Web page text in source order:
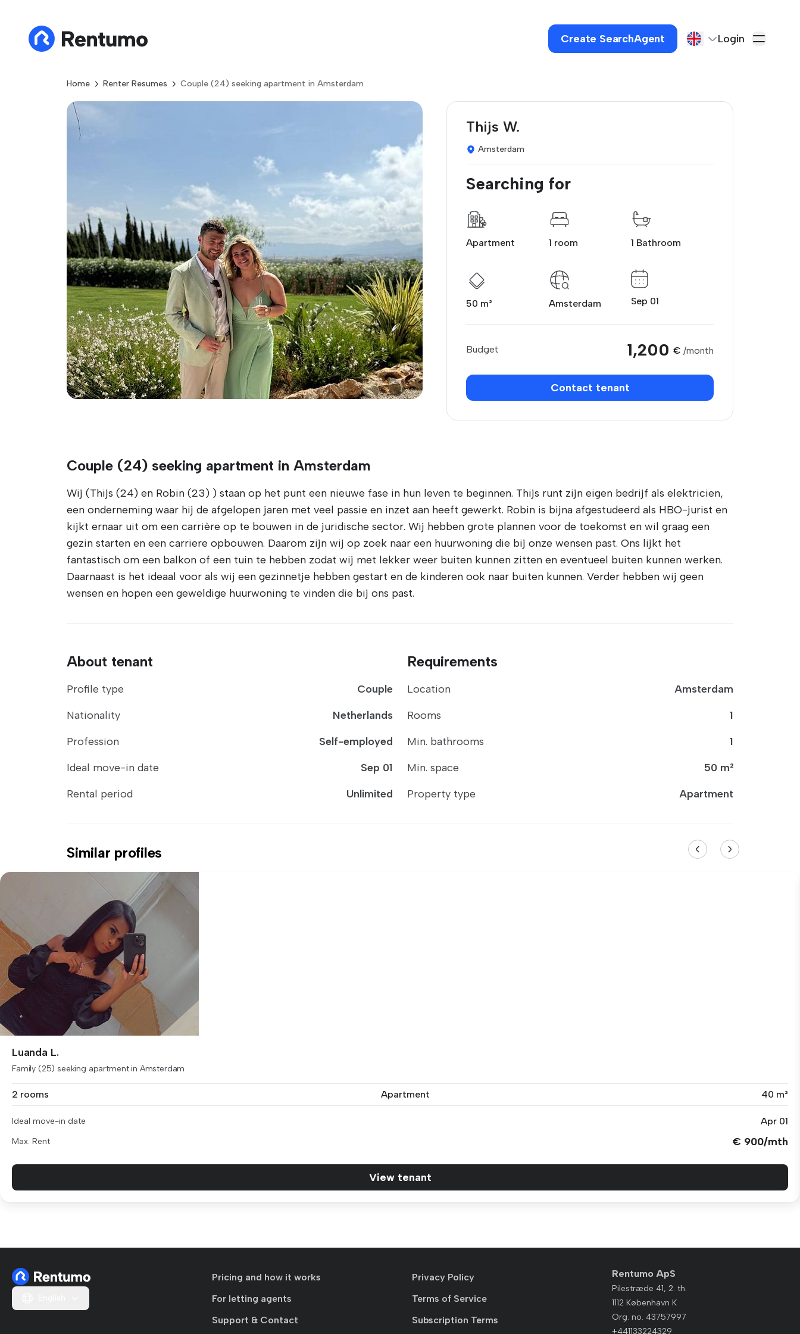
Create SearchAgent Login
Home Renter Resumes Couple (24) seeking apartment in Amsterdam
Thijs W.
Amsterdam
Searching for
Apartment 1 room 1 Bathroom
50 m² Amsterdam Sep 01
Budget 1,200 € /month
Contact tenant
Couple (24) seeking apartment in Amsterdam
Wij (Thijs (24) en Robin (23) ) staan op het punt een nieuwe fase in hun leven te beginnen. Thijs runt zijn eigen bedrijf als elektricien,
een onderneming waar hij de afgelopen jaren met veel passie en inzet aan heeft gewerkt. Robin is bijna afgestudeerd als HBO-jurist en
kijkt ernaar uit om een carrière op te bouwen in de juridische sector. Wij hebben grote plannen voor de toekomst en wil graag een
gezin starten en een carriere opbouwen. Daarom zijn wij op zoek naar een huurwoning die bij onze wensen past. Ons lijkt het
fantastisch om een balkon of een tuin te hebben zodat wij met lekker weer buiten kunnen zitten en eventueel buiten kunnen werken.
Daarnaast is het ideaal voor als wij een gezinnetje hebben gestart en de kinderen ook naar buiten kunnen. Verder hebben wij geen
wensen en hopen een geweldige huurwoning te vinden die bij ons past.
About tenant
Profile type
Couple
Nationality
Netherlands
Profession
Self-employed
Ideal move-in date
Sep 01
Rental period
Unlimited
Requirements
Location
Amsterdam
Rooms
1
Min. bathrooms
1
Min. space
50 m²
Property type
Apartment
Similar profiles
Luanda L.
Family (25) seeking apartment in Amsterdam
2 rooms Apartment 40 m²
Ideal move-in date Apr 01
Max. Rent € 900/mth
View tenant
Pricing and how it works
For letting agents
Support & Contact
Privacy Policy
Terms of Service
Subscription Terms
Rentumo ApS
Pilestræde 41, 2. th.
1112 København K
Org. no. 43757997
+441133224329